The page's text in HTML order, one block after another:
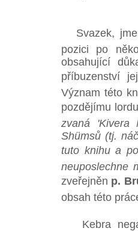
Svazek,
pozici po
obsahující
příbuzenství
Význam této
pozdějímu
zvaná 'Kivera
Shümsů (tj.
tuto knihu a
neuposlechne
zveřejněn p.
obsah této
Kebra